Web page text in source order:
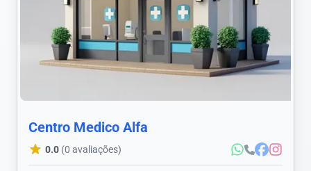
Centro Medico Alfa
0.0 (0 avaliações)